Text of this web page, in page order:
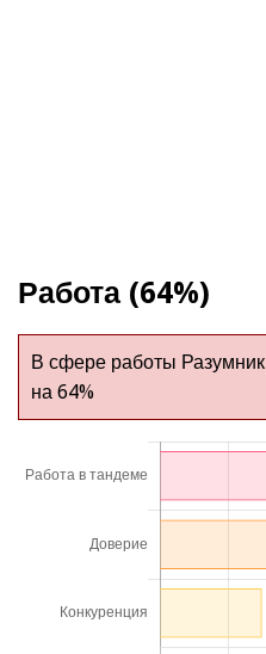
Работа (64%)
В сфере работы
на 64%